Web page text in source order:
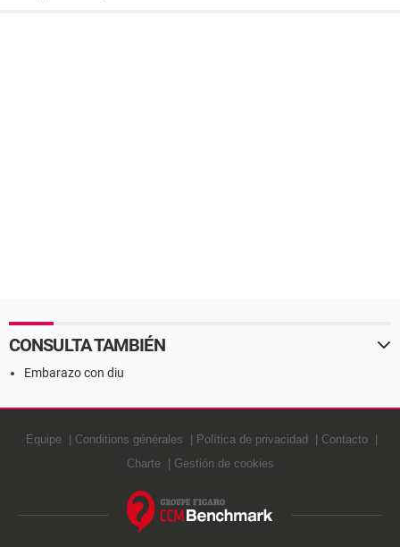
CONSULTA TAMBIÉN
Embarazo con diu
Equipe Conditions générales Política de privacidad
Contacto
Charte
Gestión de cookies